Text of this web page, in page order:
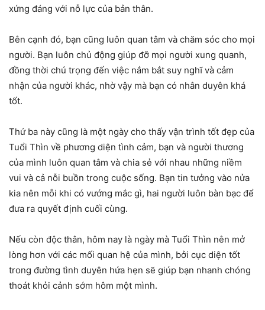
xứng đáng với nỗ lực của bản thân.
Bên cạnh đó, bạn cũng luôn quan tâm và chăm sóc cho mọi
người. Bạn luôn chủ động giúp đỡ mọi người xung quanh,
đồng thời chú trọng đến việc nắm bắt suy nghĩ và cảm
nhận của người khác, nhờ vậy mà bạn có nhân duyên khá
tốt.
Thứ ba này cũng là một ngày cho thấy vận trình tốt đẹp của
Tuổi Thìn về phương diện tình cảm, bạn và người thương
của mình luôn quan tâm và chia sẻ với nhau những niềm
vui và cả nỗi buồn trong cuộc sống. Bạn tin tưởng vào nửa
kia nên mỗi khi có vướng mắc gì, hai người luôn bàn bạc để
đưa ra quyết định cuối cùng.
Nếu còn độc thân, hôm nay là ngày mà Tuổi Thìn nên mở
lòng hơn với các mối quan hệ của mình, bởi cục diện tốt
trong đường tình duyên hứa hẹn sẽ giúp bạn nhanh chóng
thoát khỏi cảnh sớm hôm một mình.